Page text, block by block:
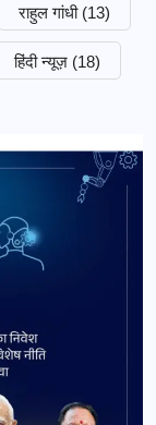
राहुल गांधी (13)
हिंदी न्यूज़ (18)